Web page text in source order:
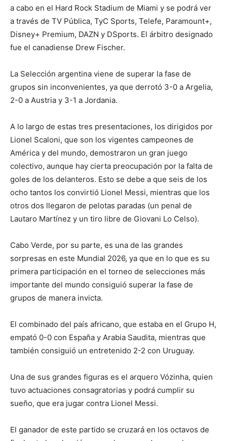
a cabo en el Hard Rock Stadium de Miami y se podrá ver
a través de TV Pública, TyC Sports, Telefe, Paramount+,
Disney+ Premium, DAZN y DSports. El árbitro designado
fue el canadiense Drew Fischer.
La Selección argentina viene de superar la fase de
grupos sin inconvenientes, ya que derrotó 3-0 a Argelia,
2-0 a Austria y 3-1 a Jordania.
A lo largo de estas tres presentaciones, los dirigidos por
Lionel Scaloni, que son los vigentes campeones de
América y del mundo, demostraron un gran juego
colectivo, aunque hay cierta preocupación por la falta de
goles de los delanteros. Esto se debe a que seis de los
ocho tantos los convirtió Lionel Messi, mientras que los
otros dos llegaron de pelotas paradas (un penal de
Lautaro Martínez y un tiro libre de Giovani Lo Celso).
Cabo Verde, por su parte, es una de las grandes
sorpresas en este Mundial 2026, ya que en lo que es su
primera participación en el torneo de selecciones más
importante del mundo consiguió superar la fase de
grupos de manera invicta.
El combinado del país africano, que estaba en el Grupo H,
empató 0-0 con España y Arabia Saudita, mientras que
también consiguió un entretenido 2-2 con Uruguay.
Una de sus grandes figuras es el arquero Vózinha, quien
tuvo actuaciones consagratorias y podrá cumplir su
sueño, que era jugar contra Lionel Messi.
El ganador de este partido se cruzará en los octavos de